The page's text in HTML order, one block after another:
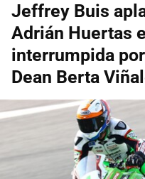
Jeffrey Buis
Adrián Huertas
interrumpida
Dean Berta